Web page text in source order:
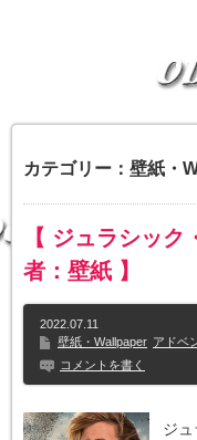
カテゴリー：壁紙・
【 ジュラシッ
者：壁紙 】
2022.07.11
壁紙・Wallpaper アドベ
コメントを書く
ジ